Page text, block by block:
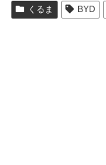
くるま BYD